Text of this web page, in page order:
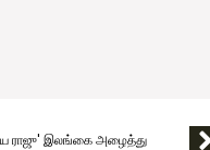
ராஜு' இலங்கை அழைத்து